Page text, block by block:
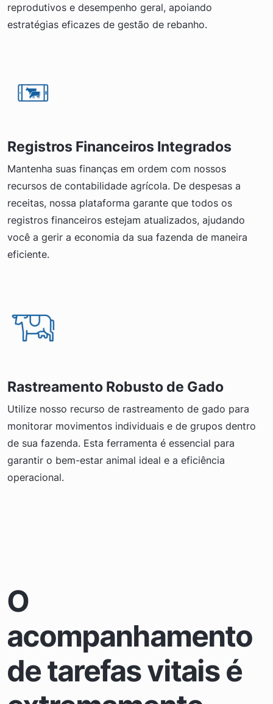
reprodutivos e desempenho geral, apoiando
estratégias eficazes de gestão de rebanho.
Registros Financeiros Integrados
Mantenha suas finanças em ordem com nossos
recursos de contabilidade agrícola. De despesas a
receitas, nossa plataforma garante que todos os
registros financeiros estejam atualizados, ajudando
você a gerir a economia da sua fazenda de maneira
eficiente.
Rastreamento Robusto de Gado
Utilize nosso recurso de rastreamento de gado para
monitorar movimentos individuais e de grupos dentro
de sua fazenda. Esta ferramenta é essencial para
garantir o bem-estar animal ideal e a eficiência
operacional.
O
acompanhamento
de tarefas vitais é